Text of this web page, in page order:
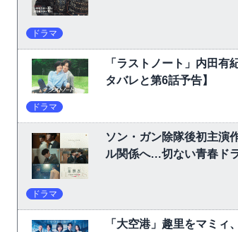
ドラマ
「ラストノート」内田
タバレと第6話予告】
ドラマ
ソン・ガン除隊後初主演
ル関係へ…切ない青春ド
ドラマ
「大空港」趣里をマミ